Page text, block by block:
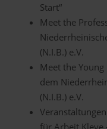
Start“
Meet the
(N.I.B.) e.V.
Meet the
dem
(N.I.B.) e.V.